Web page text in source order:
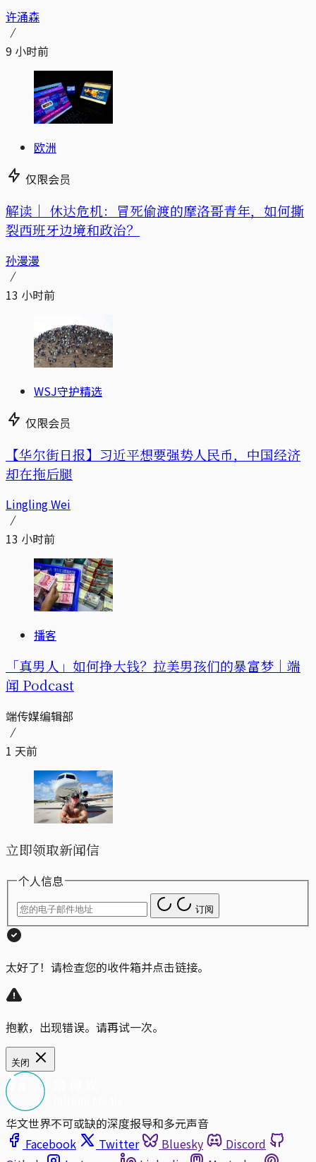
许涌森
9 小时前
欧洲
仅限会员
解读｜ 休达危机：冒死偷渡的摩洛哥青年，如何撕
裂西班牙边境和政治？
孙漫漫
13 小时前
WSJ守护精选
仅限会员
【华尔街日报】习近平想要强势人民币，中国经济
却在拖后腿
Lingling Wei
13 小时前
播客
「真男人」如何挣大钱？拉美男孩们的暴富梦｜端
闻 Podcast
端传媒编辑部
1 天前
立即领取新闻信
个人信息
订阅
太好了！请检查您的收件箱并点击链接。
抱歉，出现错误。请再试一次。
关闭
华文世界不可或缺的深度报导和多元声音
Facebook
Twitter Bluesky
Discord